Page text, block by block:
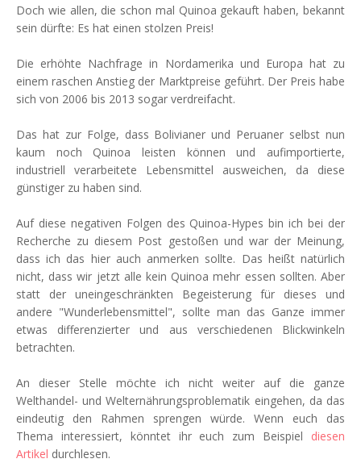
Doch wie allen, die schon mal Quinoa gekauft haben, bekannt
sein dürfte: Es hat einen stolzen Preis!
Die erhöhte Nachfrage in Nordamerika und Europa hat zu
einem raschen Anstieg der Marktpreise geführt. Der Preis habe
sich von 2006 bis 2013 sogar verdreifacht.
Das hat zur Folge, dass Bolivianer und Peruaner selbst nun
kaum noch Quinoa leisten können und aufimportierte,
industriell verarbeitete Lebensmittel ausweichen, da diese
günstiger zu haben sind.
Auf diese negativen Folgen des Quinoa-Hypes bin ich bei der
Recherche zu diesem Post gestoßen und war der Meinung,
dass ich das hier auch anmerken sollte. Das heißt natürlich
nicht, dass wir jetzt alle kein Quinoa mehr essen sollten. Aber
statt der uneingeschränkten Begeisterung für dieses und
andere "Wunderlebensmittel", sollte man das Ganze immer
etwas differenzierter und aus verschiedenen Blickwinkeln
betrachten.
An dieser Stelle möchte ich nicht weiter auf die ganze
Welthandel- und Welternährungsproblematik eingehen, da das
eindeutig den Rahmen sprengen würde. Wenn euch das
Thema interessiert, könntet ihr euch zum Beispiel diesen
Artikel durchlesen.